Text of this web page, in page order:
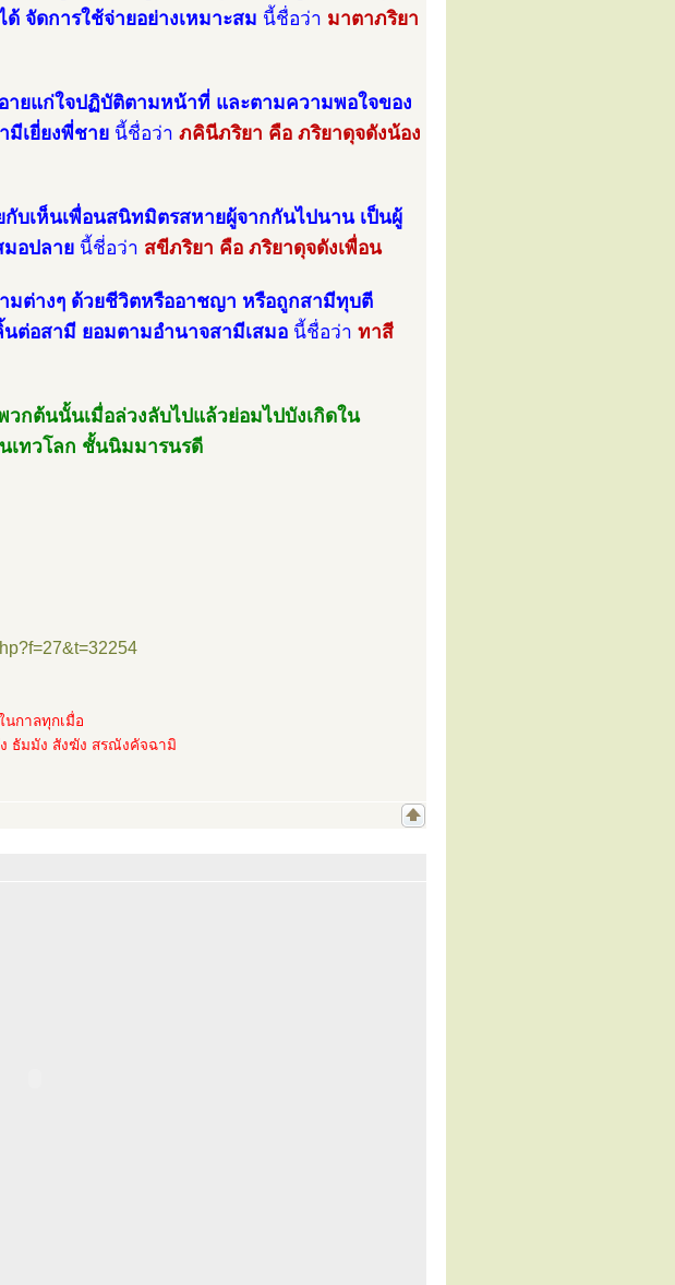
จัดการใช้จ่ายอย่างเหมาะสม นี้ชื่อว่า มาตาภริยา
ยแก่ใจปฏิบัติตามหน้าที่ และตามความพอใจของ
เยี่ยงพี่ชาย นี้ชื่อว่า ภคินีภริยา คือ ภริยาดุจดังน้อง
บเห็นเพื่อนสนิทมิตรสหายผู้จากกันไปนาน เป็นผู้
มอปลาย นี้ชี่อว่า สขีภริยา คือ ภริยาดุจดังเพื่อน
ต่างๆ ด้วยชีวิตหรืออาชญา หรือถูกสามีทุบตี
ต่อสามี ยอมตามอำนาจสามีเสมอ นี้ชื่อว่า ทาสี
กต้นนั้นเมื่อล่วงลับไปแล้วย่อมไปบังเกิดใน
เทวโลก ชั้นนิมมารนรดี
กาลทุกเมื่อ
ธัมมัง สังฆัง สรณังคัจฉามิ